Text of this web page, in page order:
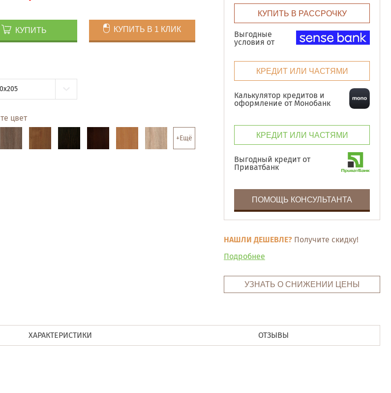
КУПИТЬ КУПИТЬ В 1 КЛИК
цвет
+Ещё
КУПИТЬ В РАССРОЧКУ
Выгодные
условия от
КРЕДИТ ИЛИ ЧАСТЯМИ
Калькулятор кредитов и
оформление от Монобанк
КРЕДИТ ИЛИ ЧАСТЯМИ
Выгодный кредит от
Приватбанк
ПОМОЩЬ КОНСУЛЬТАНТА
НАШЛИ ДЕШЕВЛЕ? Получите скидку!
Подробнее
УЗНАТЬ О СНИЖЕНИИ ЦЕНЫ
ХАРАКТЕРИСТИКИ ОТЗЫВЫ